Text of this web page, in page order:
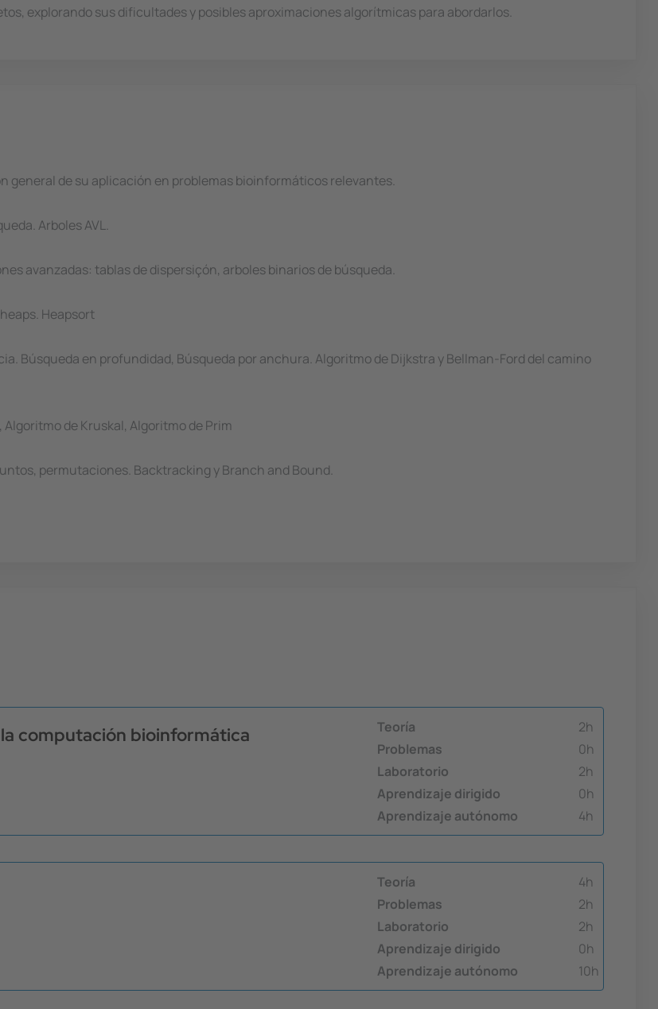
explorando sus dificultades y posibles aproximaciones algorítmicas para abordarlos.
general de su aplicación en problemas bioinformáticos relevantes.
Arboles AVL.
avanzadas: tablas de dispersiçón, arboles binarios de búsqueda.
Heapsort
Búsqueda en profundidad, Búsqueda por anchura. Algoritmo de Dijkstra y Bellman-Ford del camino
de Kruskal, Algoritmo de Prim
permutaciones. Backtracking y Branch and Bound.
computación bioinformática Teoría
2h
Problemas
0h
Laboratorio
2h
Aprendizaje dirigido
0h
Aprendizaje autónomo
4h
Teoría
4h
Problemas
2h
Laboratorio
2h
Aprendizaje dirigido
0h
Aprendizaje autónomo
10h